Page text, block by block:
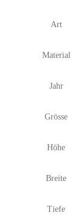
Art
Material
Jahr
Grösse
Höhe
Breite
Tiefe